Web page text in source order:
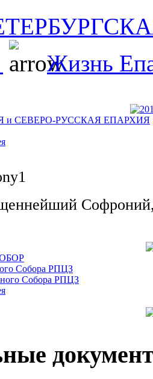
Жизнь
и СЕВЕРО-РУССКАЯ ЕПАРХИЯ
Собора РПЦЗ
Собора РПЦЗ